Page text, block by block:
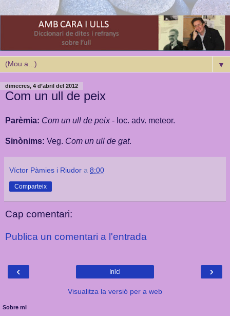
▼
dimecres, 4 d’abril del 2012
Com un ull de peix
Parèmia: Com un ull de peix - loc. adv. meteor.
Sinònims: Veg. Com un ull de gat.
Víctor Pàmies i Riudor a 8:00
Comparteix
Cap comentari:
Publica un comentari a l'entrada
‹ ›
Inici
Visualitza la versió per a web
Sobre mi